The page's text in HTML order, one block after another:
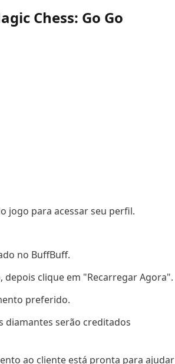
Chess: Go Go
jogo para acessar seu perfil.
no BuffBuff.
depois clique em "Recarregar Agora".
preferido.
diamantes serão creditados
ao cliente está pronta para ajudar